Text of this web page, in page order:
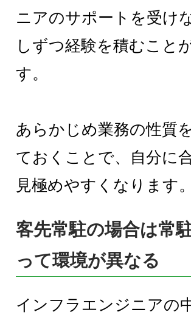
ニアのサポートを受け
しずつ経験を積むこと
す。
あらかじめ業務の性質
ておくことで、自分に
見極めやすくなります。
客先常駐の場合は常
って環境が異なる
インフラエンジニアの